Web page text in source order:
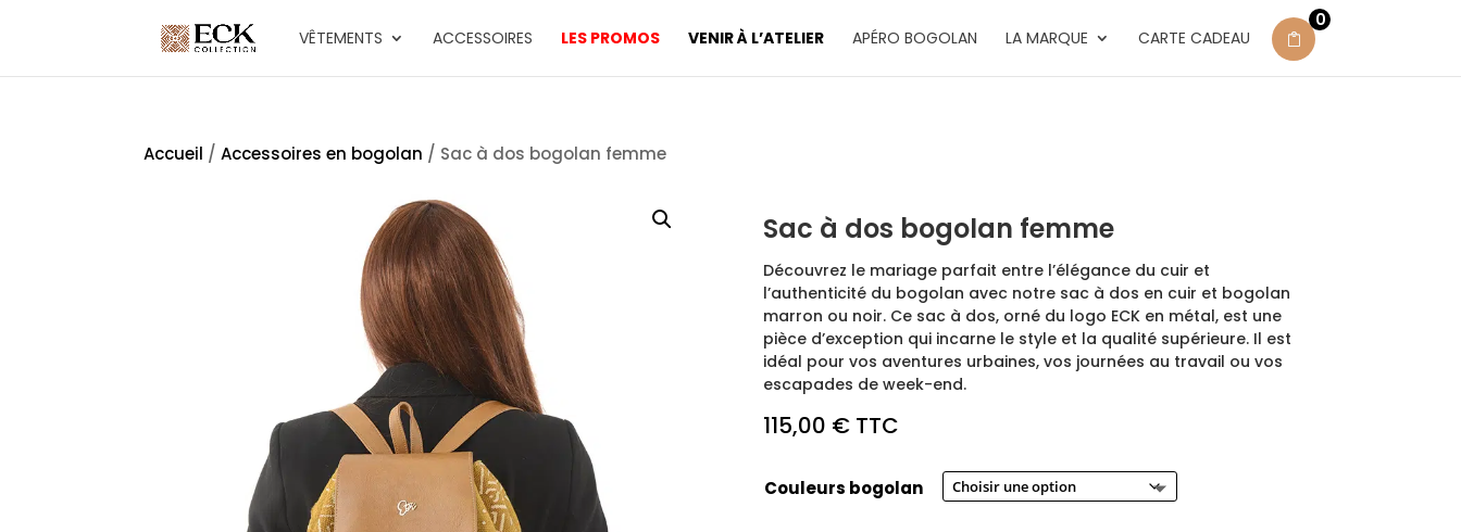
VÊTEMENTS ACCESSOIRES LES PROMOS VENIR À L’ATELIER APÉRO BOGOLAN LA MARQUE CARTE CADEAU
0
Accueil / Accessoires en bogolan / Sac à dos bogolan femme
Sac à dos bogolan femme
Découvrez le mariage parfait entre l’élégance du cuir et
l’authenticité du bogolan avec notre sac à dos en cuir et bogolan
marron ou noir. Ce sac à dos, orné du logo ECK en métal, est une
pièce d’exception qui incarne le style et la qualité supérieure. Il est
idéal pour vos aventures urbaines, vos journées au travail ou vos
escapades de week-end.
115,00 € TTC
Couleurs bogolan